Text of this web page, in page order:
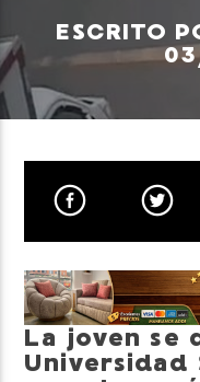
Neiva Estereo
ESCRITO
La joven se
Universidad